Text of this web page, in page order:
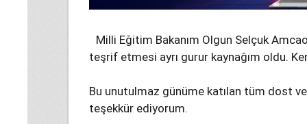
Milli Eğitim Bakanım Olgun Selçuk
teşrif etmesi ayrı gurur kaynağım oldu.
Bu unutulmaz günüme katılan tüm dost
teşekkür ediyorum.